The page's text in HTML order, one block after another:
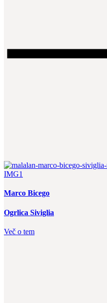
Marco Bicego
Ogrlica Siviglia
Več o tem